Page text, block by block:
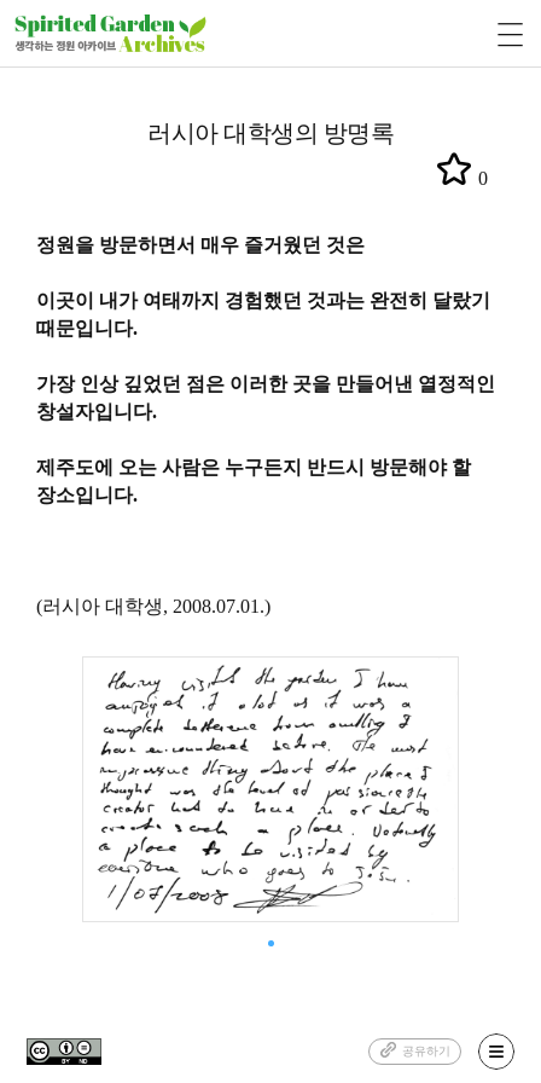
러시아 대학생의 방명록
0
정원을 방문하면서 매우 즐거웠던 것은
이곳이 내가 여태까지 경험 했던 것과는 완전히 달랐기
때문입니다.
가장 인상 깊었던 점은 이러한 곳을 만들어낸 열정적인
창설자입니다.
제주도에 오는 사람은 누구든지 반드시 방문해야 할
장소입니다.
(러시아 대학생, 2008.07.01.)
공유하기